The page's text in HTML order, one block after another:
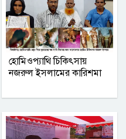
প্রকাশের সিলেট টিটিসির
বিল্লাল আটক
অঞ্চলে আনুষ্ঠানিক যাত্রা
পরিষদ (এসএসপি) ঢাকা
অভিষেক অনুষ্ঠিত
হোমিওপ্যাথি চিকিৎসায়
নজরুল ইসলামের কারিশমা